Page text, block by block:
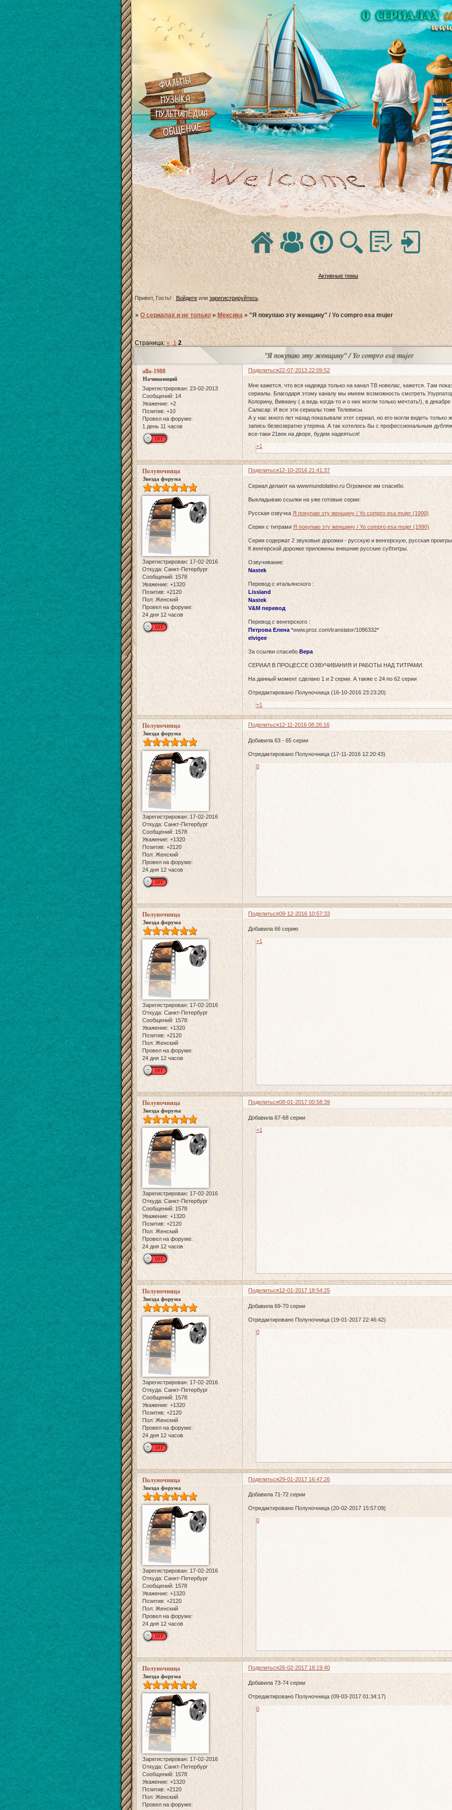
Активные темы
Привет, Гость! Войдитеилизарегистрируйтесь.
»О сериалах и не только »Мексика »"Я покупаю эту женщину" / Yo compro esa mujer
"Я покупаю эту женщину" / Yo compro esa mujer
Страница:« 1 2
Поделиться22-07-2013 22:09:52
alla-1988
Начинающий
Зарегистрирован: 23-02-2013
Сообщений: 14
Уважение: +2
Позитив: +10
Провел на форуме:
1 день 11 часов
Мне кажется, что вся надежда только на канал ТВ новелас, кажется. Там
сериалы. Благодаря этому каналу мы имеем возможность смотреть
Колорину, Вивиану ( а ведь когда-то и о них могли только мечтать!), в
Саласар. И все эти сериалы тоже Телевисы.
А у нас много лет назад показывали этот сериал, но его могли видеть только
запись безвозвратно утеряна. А так хотелось бы с профессиональным
все-таки 21век на дворе, будем надеяться!
+1
Поделиться12-10-2016 21:41:37
Полуночница
Звезда форума
Зарегистрирован: 17-02-2016
Откуда: Санкт-Петербург
Сообщений: 1578
Уважение: +1320
Позитив: +2120
Пол: Женский
Провел на форуме:
24 дня 12 часов
Сериал делают на wwwmundolatino.ru Огромное им спасибо.
Выкладываю ссылки на уже готовые серии:
Русская озвучкаЯ покупаю эту женщину / Yo compro esa mujer (1990)
Серии с титрами Я покупаю эту женщину / Yo compro esa mujer (1990)
Серии содержат 2 звуковые дорожки - русскую и венгерскую, русская
К венгерской дорожке приложены внешние русские субтитры.
Озвучивание:
Nastek
Перевод с итальянского :
Lissland
Nastek
V&M перевод
Перевод с венгерского :
Петрова Елена *www.proz.com/translator/1086332*
elvigee
За ссылки спасибоВера
СЕРИАЛ В ПРОЦЕССЕ ОЗВУЧИВАНИЯ И РАБОТЫ НАД ТИТРАМИ.
На данный момент сделано 1 и 2 серии. А также с 24 по 62 серии
Отредактировано Полуночница (16-10-2016 23:23:20)
+1
Поделиться12-11-2016 08:26:16
Полуночница
Звезда форума
Зарегистрирован: 17-02-2016
Откуда: Санкт-Петербург
Сообщений: 1578
Уважение: +1320
Позитив: +2120
Пол: Женский
Провел на форуме:
24 дня 12 часов
Добавила 63 - 65 серии
Отредактировано Полуночница (17-11-2016 12:20:43)
0
Поделиться09-12-2016 10:57:33
Полуночница
Звезда форума
Зарегистрирован: 17-02-2016
Откуда: Санкт-Петербург
Сообщений: 1578
Уважение: +1320
Позитив: +2120
Пол: Женский
Провел на форуме:
24 дня 12 часов
Добавила 66 серию
+1
Поделиться08-01-2017 00:58:39
Полуночница
Звезда форума
Зарегистрирован: 17-02-2016
Откуда: Санкт-Петербург
Сообщений: 1578
Уважение: +1320
Позитив: +2120
Пол: Женский
Провел на форуме:
24 дня 12 часов
Добавила 67-68 серии
+1
Поделиться12-01-2017 18:54:25
Полуночница
Звезда форума
Зарегистрирован: 17-02-2016
Откуда: Санкт-Петербург
Сообщений: 1578
Уважение: +1320
Позитив: +2120
Пол: Женский
Провел на форуме:
24 дня 12 часов
Добавила 69-70 серии
Отредактировано Полуночница (19-01-2017 22:46:42)
0
Поделиться29-01-2017 16:47:26
Полуночница
Звезда форума
Зарегистрирован: 17-02-2016
Откуда: Санкт-Петербург
Сообщений: 1578
Уважение: +1320
Позитив: +2120
Пол: Женский
Провел на форуме:
24 дня 12 часов
Добавила 71-72 серии
Отредактировано Полуночница (20-02-2017 15:57:09)
0
Поделиться26-02-2017 18:19:40
Полуночница
Звезда форума
Зарегистрирован: 17-02-2016
Откуда: Санкт-Петербург
Сообщений: 1578
Уважение: +1320
Позитив: +2120
Пол: Женский
Провел на форуме:
Добавила 73-74 серии
Отредактировано Полуночница (09-03-2017 01:34:17)
0